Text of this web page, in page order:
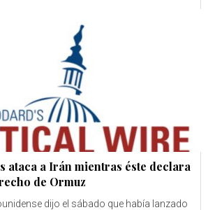
ataca a Irán mientras éste declara
de Ormuz
dijo el sábado que había lanzado